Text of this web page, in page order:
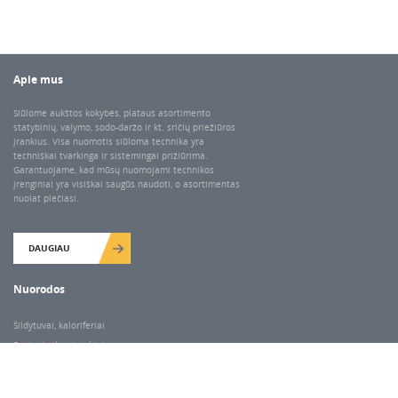
Apie mus
Siūlome aukštos kokybės, plataus asortimento
statybinių, valymo, sodo-daržo ir kt. sričių priežiūros
įrankius. Visa nuomotis siūloma technika yra
techniškai tvarkinga ir sistemingai prižiūrima.
Garantuojame, kad mūsų nuomojami technikos
įrenginiai yra visiškai saugūs naudoti, o asortimentas
nuolat plečiasi.
DAUGIAU
Nuorodos
Šildytuvai, kaloriferiai
Santechnikos įrankiai